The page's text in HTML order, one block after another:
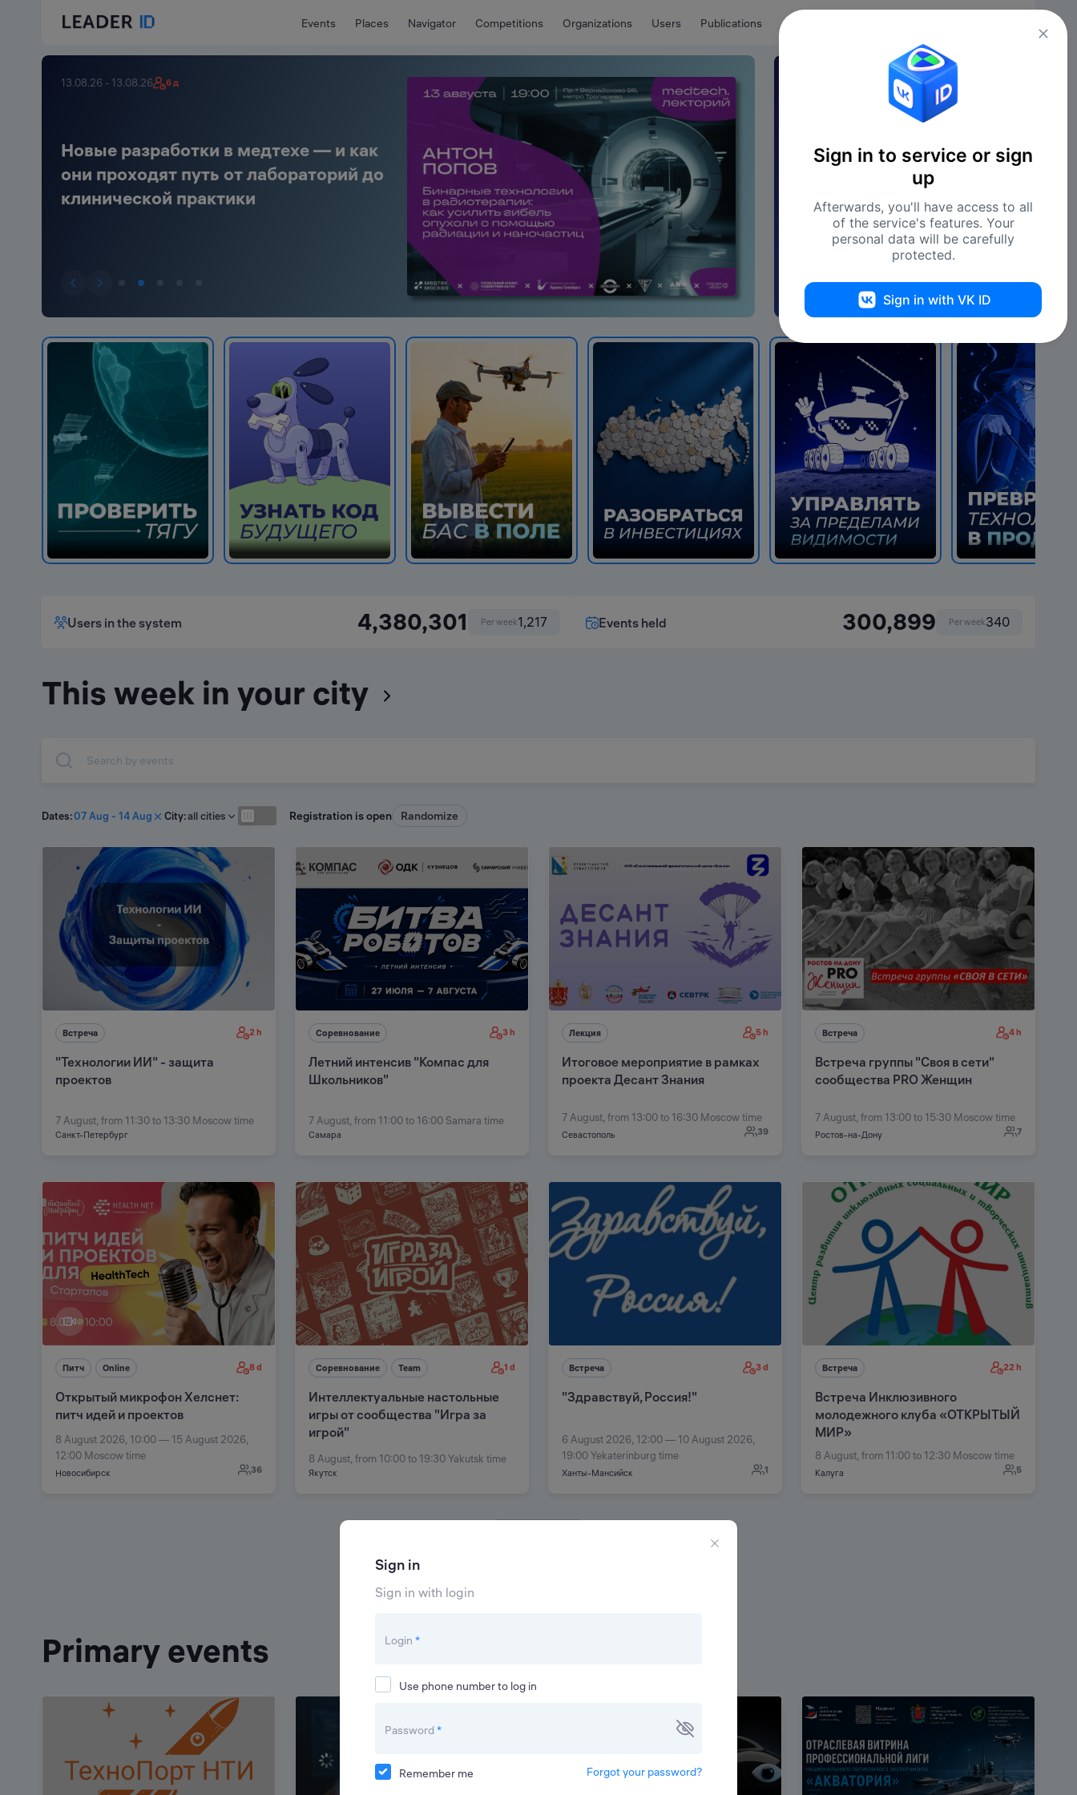
Events Places Navigator Competitions Organizations Users Publications
Sign in
Sign in with login
Login *
Use phone number to log in
Password*
Remember me Forgot your password?
Leader-ID
13.08.26 - 13.08.26 6 д
Новые разработки в медтехе — и как
они проходят путь от лабораторий до
клинической практики
24 д
ВТБ предлагает программу:
обучение, стажировки,
помощь менторов
Как управлять стартап-командами
Users in the system 4,380,301 Per week1,217 Events held 300,899 Per week340
This week in your city
Search by events
Dates:07 Aug - 14 Aug City:all cities Registration is open Randomize
Встреча 2 h
"Технологии ИИ" - защита
проектов
7 August, from 11:30 to 13:30 Moscow time
Санкт-Петербург
Соревнование 3 h
Летний интенсив "Компас для
Школьников"
7 August, from 11:00 to 16:00 Samara time
Самара
Лекция 5 h
Итоговое мероприятие в рамках
проекта Десант Знания
7 August, from 13:00 to 16:30 Moscow time
Севастополь 39
Встреча 4 h
Встреча группы "Своя в сети"
сообщества PRO Женщин
7 August, from 13:00 to 15:30 Moscow time
Ростов-на-Дону 7
Питч Online 8 d
Открытый микрофон Хелснет:
питч идей и проектов
8 August 2026, 10:00 — 15 August 2026,
12:00 Moscow time
Новосибирск 36
Соревнование Team 1 d
Интеллектуальные настольные
игры от сообщества "Игра за
игрой"
8 August, from 10:00 to 19:30 Yakutsk time
Якутск
Встреча 3 d
"Здравствуй, Россия!"
6 August 2026, 12:00 — 10 August 2026,
19:00 Yekaterinburg time
Ханты-Мансийск 1
Встреча 22 h
Встреча Инклюзивного
молодежного клуба «ОТКРЫТЫЙ
МИР»
8 August, from 11:00 to 12:30 Moscow time
Калуга 5
Primary events
Sign in to service or sign
up
Afterwards, you'll have access to all
of the service's features. Your
personal data will be carefully
protected.
Sign in with VK ID